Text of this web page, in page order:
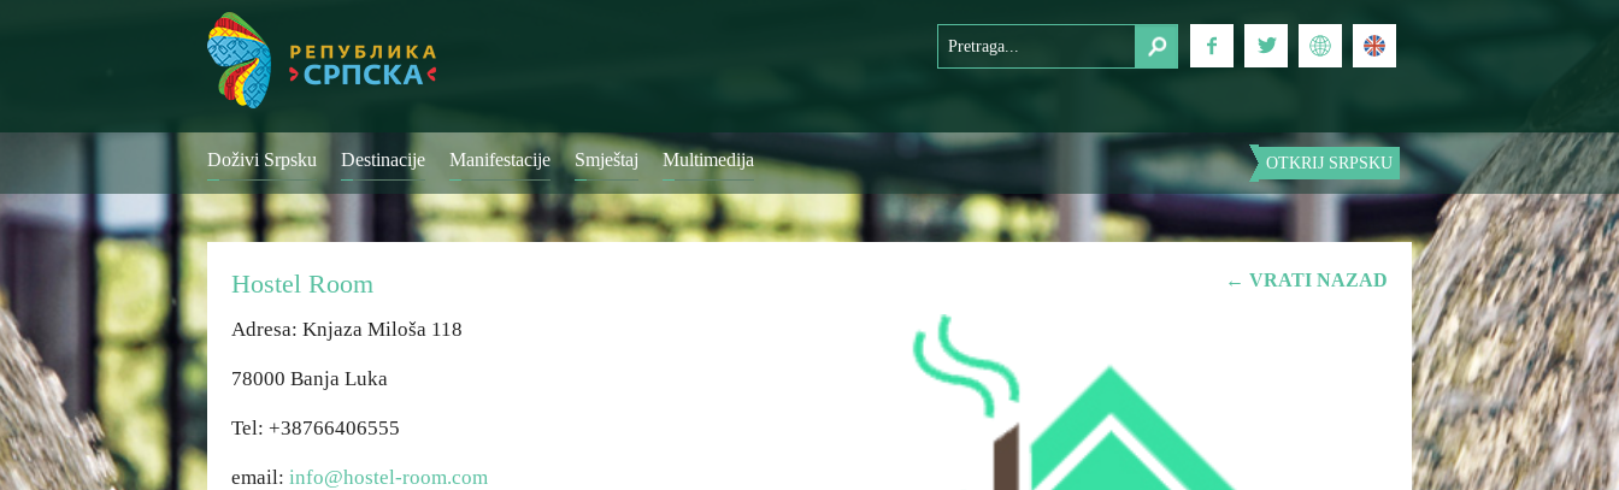
Doživi Srpsku Destinacije Manifestacije Smještaj Multimedija OTKRIJ SRPSKU
← VRATI NAZAD
Hostel Room
Adresa: Knjaza Miloša 118
78000 Banja Luka
Tel: +38766406555
email: info@hostel-room.com